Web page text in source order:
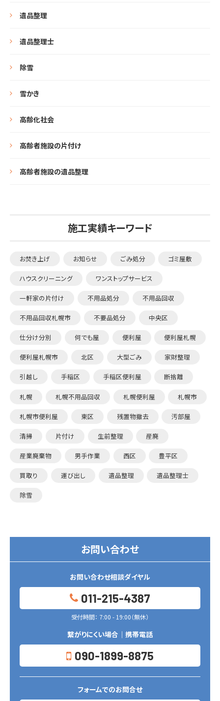
遺品整理
遺品整理士
除雪
雪かき
高齢化社会
高齢者施設の片付け
高齢者施設の遺品整理
施工実績キーワード
お焚き上げ お知らせ ごみ処分 ゴミ屋敷
ハウスクリーニング ワンストップサービス
一軒家の片付け 不用品処分 不用品回収
不用品回収札幌市 不要品処分 中央区
仕分け分別 何でも屋 便利屋 便利屋札幌
便利屋札幌市 北区 大型ごみ 家財整理
引越し 手稲区 手稲区便利屋 断捨離
札幌 札幌不用品回収 札幌便利屋 札幌市
札幌市便利屋 東区 残置物撤去 汚部屋
清掃 片付け 生前整理 産廃
産業廃棄物 男手作業 西区 豊平区
買取り 運び出し 遺品整理 遺品整理士
除雪
お問い合わせ
お問い合わせ相談ダイヤル
011-215-4387
受付時間： 7:00 - 19:00（無休）
繋がりにくい場合｜携帯電話
090-1899-8875
フォームでのお問合せ